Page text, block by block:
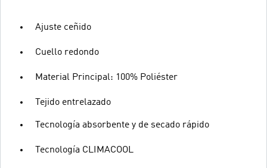
Ajuste ceñido
Cuello redondo
Material Principal: 100% Poliéster
Tejido entrelazado
Tecnología absorbente y de secado rápido
Tecnología CLIMACOOL